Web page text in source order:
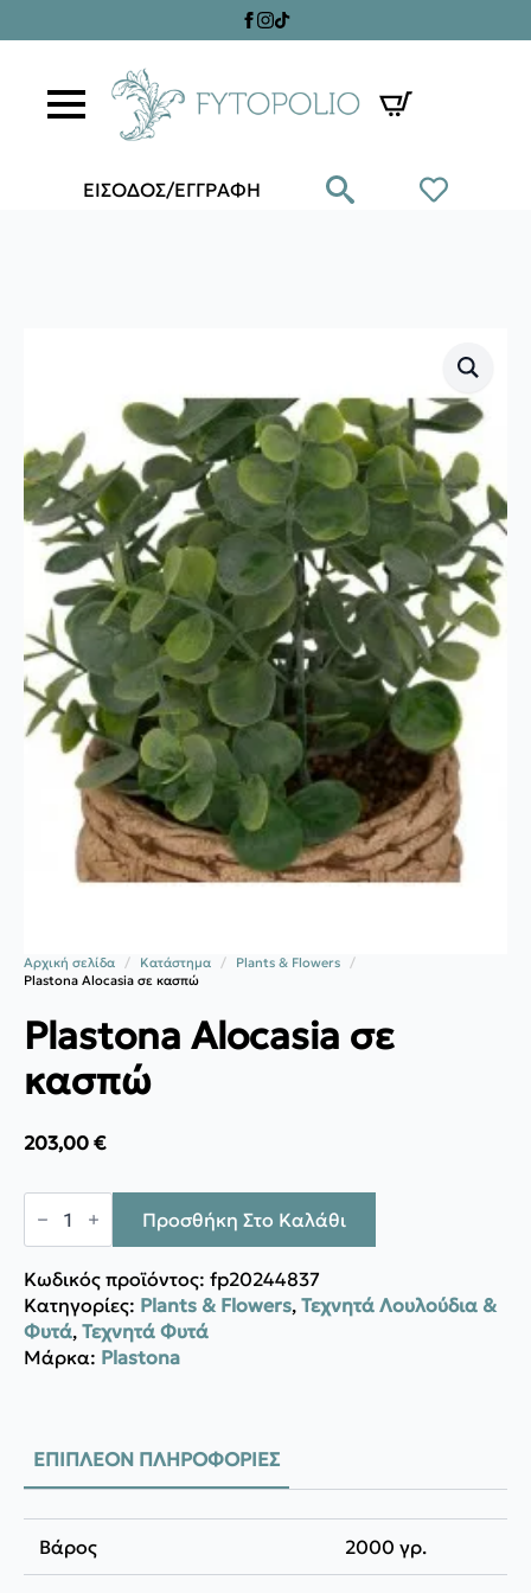
ΕΙΣΟΔΟΣ/ΕΓΓΡΑΦΗ
Αρχική σελίδα Κατάστημα
Plants & Flowers
Plastona Alocasia σε κασπώ
Plastona Alocasia σε
κασπώ
203,00 €
Plastona
Alocasia
ποσότητα
Προσθήκη Στο Καλάθι
Κωδικός προϊόντος: fp20244837
Κατηγορίες: Plants & Flowers, Τεχνητά Λουλούδια &
Φυτά, Τεχνητά Φυτά
Μάρκα: Plastona
ΕΠΙΠΛΈΟΝ ΠΛΗΡΟΦΟΡΊΕΣ
Βάρος 2000 γρ.